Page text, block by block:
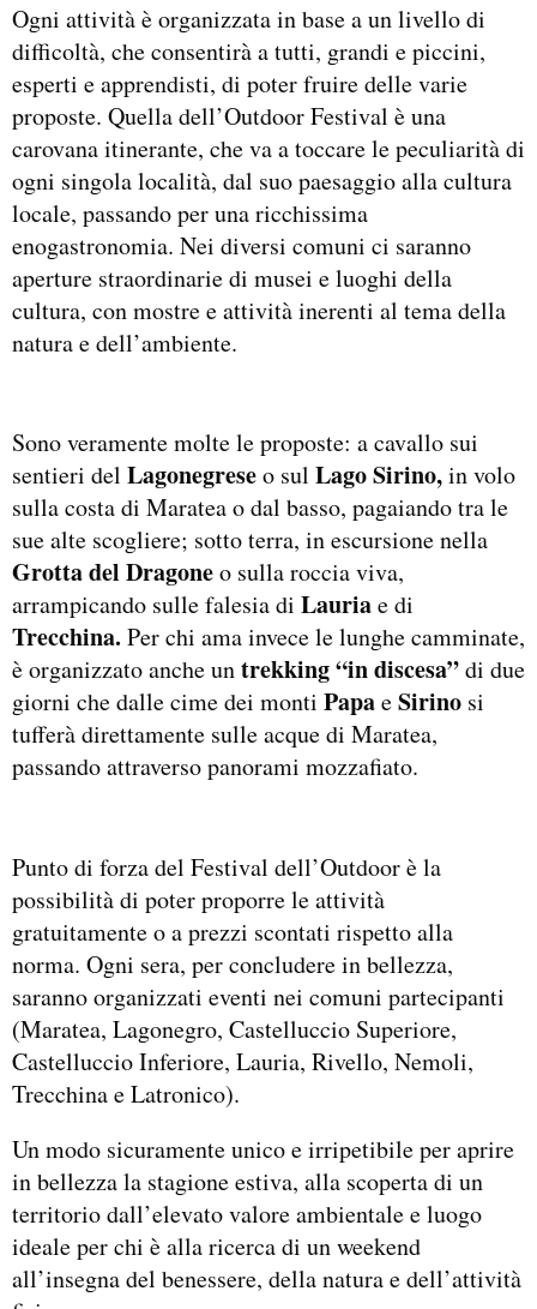
Ogni attività è organizzata in base a un livello di
difficoltà, che consentirà a tutti, grandi e piccini,
esperti e apprendisti, di poter fruire delle varie
proposte. Quella dell’Outdoor Festival è una
carovana itinerante, che va a toccare le peculiarità di
ogni singola località, dal suo paesaggio alla cultura
locale, passando per una ricchissima
enogastronomia. Nei diversi comuni ci saranno
aperture straordinarie di musei e luoghi della
cultura, con mostre e attività inerenti al tema della
natura e dell’ambiente.
Sono veramente molte le proposte: a cavallo sui
sentieri del Lagonegreseo sul Lago Sirino,in volo
sulla costa di Maratea o dal basso, pagaiando tra le
sue alte scogliere; sotto terra, in escursione nella
Grotta del Dragoneo sulla roccia viva,
arrampicando sulle falesia di Lauriae di
Trecchina. Per chi ama invece le lunghe camminate,
è organizzato anche untrekking “in discesa”di due
giorni che dalle cime dei monti PapaeSirino si
tufferà direttamente sulle acque di Maratea,
passando attraverso panorami mozzafiato.
Punto di forza del Festival dell’Outdoor è la
possibilità di poter proporre le attività
gratuitamente o a prezzi scontati rispetto alla
norma. Ogni sera, per concludere in bellezza,
saranno organizzati eventi nei comuni partecipanti
(Maratea, Lagonegro, Castelluccio Superiore,
Castelluccio Inferiore, Lauria, Rivello, Nemoli,
Trecchina e Latronico).
Un modo sicuramente unico e irripetibile per aprire
in bellezza la stagione estiva, alla scoperta di un
territorio dall’elevato valore ambientale e luogo
ideale per chi è alla ricerca di un weekend
all’insegna del benessere, della natura e dell’attività